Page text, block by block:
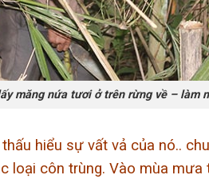
măng nứa tươi ở trên rừng về – làm
hiểu sự vất vả của nó..
loại côn trùng. Vào mùa